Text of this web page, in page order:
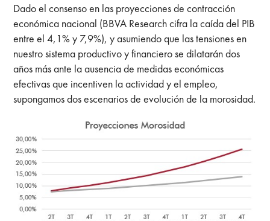
Dado el consenso en las proyecciones de contracción
económica nacional (BBVA Research cifra la caída del PIB
entre el 4,1% y 7,9%), y asumiendo que las tensiones en
nuestro sistema productivo y financiero se dilatarán dos
años más ante la ausencia de medidas económicas
efectivas que incentiven la actividad y el empleo,
supongamos dos escenarios de evolución de la morosidad.